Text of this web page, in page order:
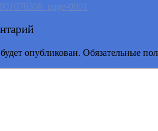
0001
опубликован. Обязательные